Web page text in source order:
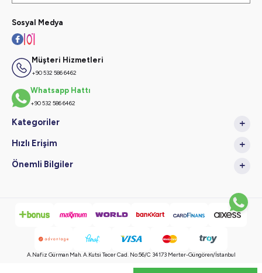
Sosyal Medya
Müşteri Hizmetleri
+90 532 586 6462
Whatsapp Hattı
+90 532 586 6462
Kategoriler
Hızlı Erişim
Önemli Bilgiler
A.Nafiz Gürman Mah. A.Kutsi Tecer Cad. No:56/C 34173 Merter-Güngören/İstanbul